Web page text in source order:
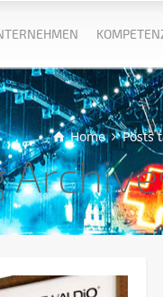
Home Posts